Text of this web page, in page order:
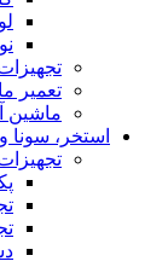
تعمیر
ماشین
استخر،